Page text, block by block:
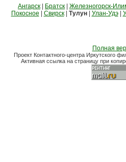
Ангарск Братск Железногорск-
Покосное
Свирск| Тулун| Улан-Удэ|
Полная
Проект Контактного-центра Иркутского
Активная ссылка на страницу при